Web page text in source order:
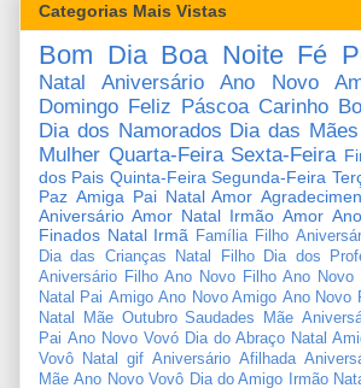
Categorias Mais Vistas
Bom Dia Boa Noite Fé
Natal Aniversário Ano Novo
Domingo Feliz Páscoa Carinho
Dia dos Namorados Dia das Mães
Mulher Quarta-Feira Sexta-Feira
dos Pais Quinta-Feira Segunda-Feira
Paz Amiga Pai Natal Amor
Aniversário Amor Natal Irmão Amor
Finados Natal Irmã Família Filho
Dia das Crianças
Natal Filho Dia dos
Aniversário Filho Ano Novo Filho Ano Novo
Natal Pai Amigo Ano Novo Amigo Ano Novo
Natal Mãe Outubro Saudades Mãe
Pai Ano Novo Vovó Dia do Abraço Natal
Vovô
Natal gif Aniversário Afilhada
Mãe Ano Novo Vovô Dia do Amigo Irmão